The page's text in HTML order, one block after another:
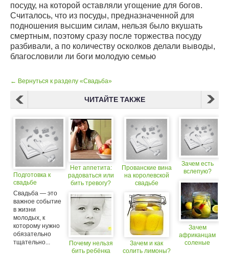
посуду, на которой оставляли угощение для богов.
Считалось, что из посуды, предназначенной для
подношения высшим силам, нельзя было вкушать
смертным, поэтому сразу после торжества посуду
разбивали, а по количеству осколков делали выводы,
благословили ли боги молодую семью
← Вернуться к разделу «Свадьба»
ЧИТАЙТЕ ТАКЖЕ
Подготовка к
свадьбе
Свадьба — это
важное событие
в жизни
молодых, к
которому нужно
обязательно
тщательно...
Нет аппетита:
радоваться или
бить тревогу?
Почему нельзя
бить ребёнка
Прованские вина
на королевской
свадьбе
Зачем и как
солить лимоны?
Зачем есть
вслепую?
Зачем
африканцам
соленые